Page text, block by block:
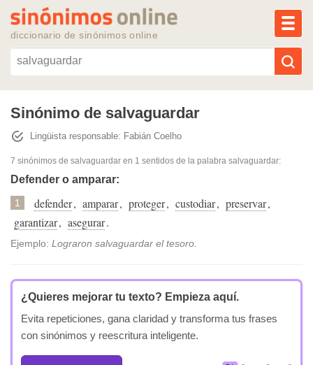
diccionario de sinónimos online
Reescribir texto con IA
Sinónimos populares
Temas populares
Temas recientes
Sinónimo de salvaguardar
Lingüista responsable: Fabián Coelho
7 sinónimos de salvaguardar en 1 sentidos de la palabra salvaguardar:
Defender o amparar:
1 defender, amparar, proteger, custodiar, preservar,
garantizar, asegurar.
Ejemplo: Lograron salvaguardar el tesoro.
¿Quieres mejorar tu texto? Empieza aquí.
Evita repeticiones, gana claridad y transforma tus frases
con sinónimos y reescritura inteligente.